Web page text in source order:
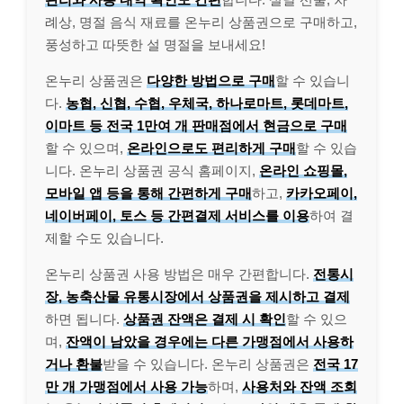
례상, 명절 음식 재료를 온누리 상품권으로 구매하고,
풍성하고 따뜻한 설 명절을 보내세요!
온누리 상품권은 다양한 방법으로 구매할 수 있습니
다. 농협, 신협, 수협, 우체국, 하나로마트, 롯데마트,
이마트 등 전국 1만여 개 판매점에서 현금으로 구매
할 수 있으며, 온라인으로도 편리하게 구매할 수 있습
니다. 온누리 상품권 공식 홈페이지, 온라인 쇼핑몰,
모바일 앱 등을 통해 간편하게 구매하고, 카카오페이,
네이버페이, 토스 등 간편결제 서비스를 이용하여 결
제할 수도 있습니다.
온누리 상품권 사용 방법은 매우 간편합니다. 전통시
장, 농축산물 유통시장에서 상품권을 제시하고 결제
하면 됩니다. 상품권 잔액은 결제 시 확인할 수 있으
며, 잔액이 남았을 경우에는 다른 가맹점에서 사용하
거나 환불받을 수 있습니다. 온누리 상품권은 전국 17
만 개 가맹점에서 사용 가능하며, 사용처와 잔액 조회